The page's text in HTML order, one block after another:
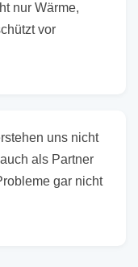
nur Wärme,
vor
uns nicht
als Partner
gar nicht